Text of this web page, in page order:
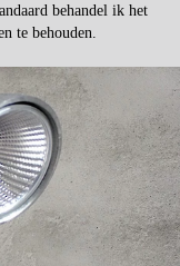
behandel ik het
te behouden.